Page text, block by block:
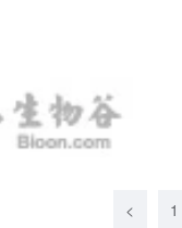
< 1